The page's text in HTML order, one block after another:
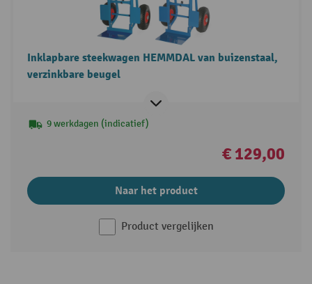
Inklapbare steekwagen HEMMDAL van buizenstaal,
verzinkbare beugel
9 werkdagen (indicatief)
€ 129,00
Naar het product
Product vergelijken